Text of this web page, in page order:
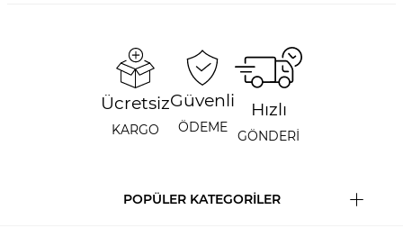
Ücretsiz
KARGO
Güvenli
ÖDEME
Hızlı
GÖNDERİ
POPÜLER KATEGORİLER